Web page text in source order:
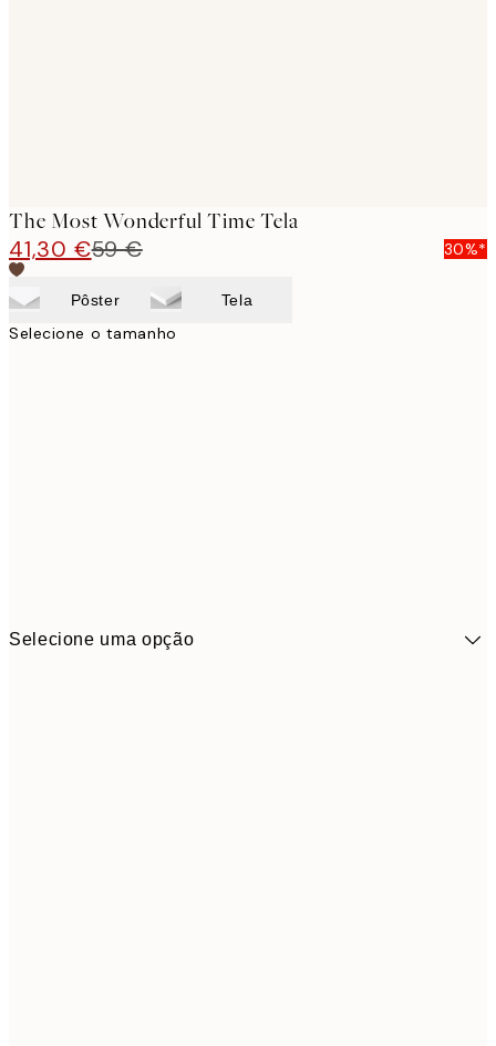
The Most Wonderful Time Tela
41,30 €59 € 30%*
Pôster Tela
Selecione o tamanho
Selecione uma opção